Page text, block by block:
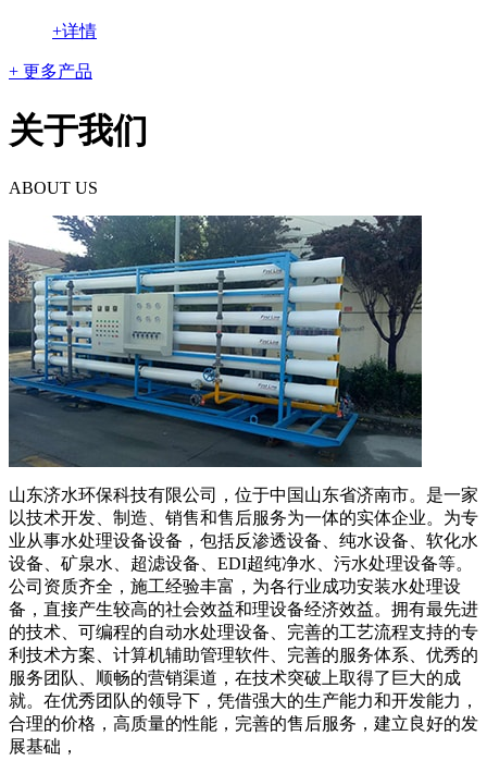
+详情
+ 更多产品
关于我们
ABOUT US
山东济水环保科技有限公司，位于中国山东省济南市。是一家
以技术开发、制造、销售和售后服务为一体的实体企业。为专
业从事水处理设备设备，包括反渗透设备、纯水设备、软化水
设备、矿泉水、超滤设备、EDI超纯净水、污水处理设备等。
公司资质齐全，施工经验丰富，为各行业成功安装水处理设
备，直接产生较高的社会效益和理设备经济效益。拥有最先进
的技术、可编程的自动水处理设备、完善的工艺流程支持的专
利技术方案、计算机辅助管理软件、完善的服务体系、优秀的
服务团队、顺畅的营销渠道，在技术突破上取得了巨大的成
就。在优秀团队的领导下，凭借强大的生产能力和开发能力，
合理的价格，高质量的性能，完善的售后服务，建立良好的发
展基础，